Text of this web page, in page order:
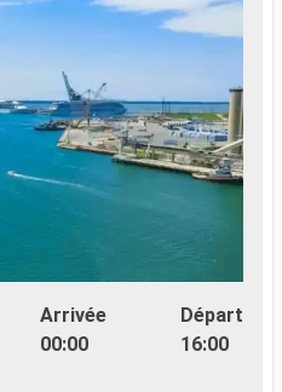
Arrivée
00:00
Départ
16:00